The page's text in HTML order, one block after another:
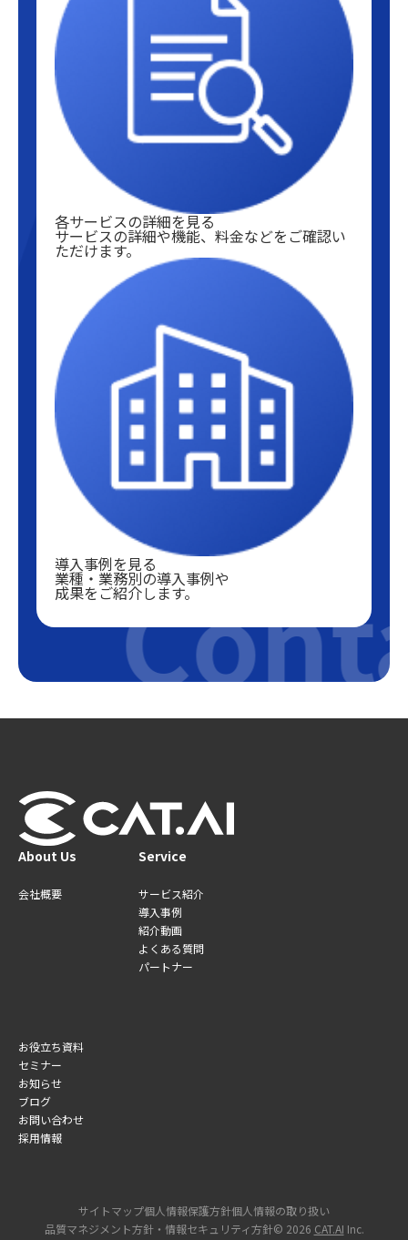
各サービスの詳細を見る
サービスの詳細や機能、料金などをご確認い
ただけます。
導入事例を見る
業種・業務別の導入事例や
成果をご紹介します。
About Us
会社概要
Service
サービス紹介
導入事例
紹介動画
よくある質問
パートナー
お役立ち資料
セミナー
お知らせ
ブログ
お問い合わせ
採用情報
サイトマップ個人情報保護方針個人情報の取り扱い
品質マネジメント方針・情報セキュリティ方針©︎ 2026 CAT.AI Inc.